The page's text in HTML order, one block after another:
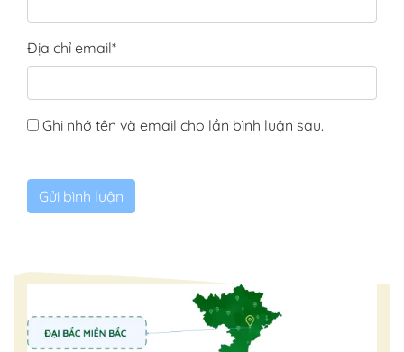
Địa chỉ email*
Ghi nhớ tên và email cho lần bình luận sau.